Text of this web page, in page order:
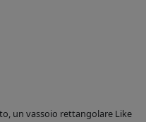
un vassoio rettangolare Like